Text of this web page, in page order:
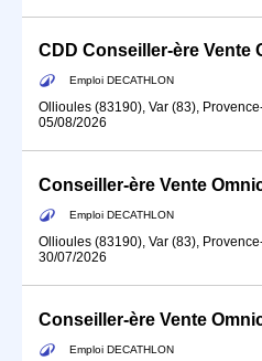
CDD Conseiller-ère Vente
Emploi DECATHLON
Ollioules (83190), Var (83),
05/08/2026
Conseiller-ère Vente
Emploi DECATHLON
Ollioules (83190), Var (83),
30/07/2026
Emploi DECATHLON